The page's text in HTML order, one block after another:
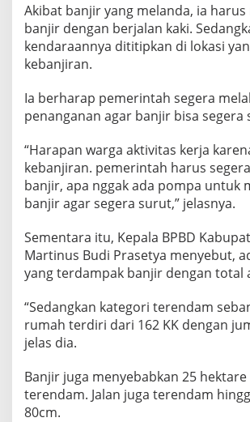
Akibat banjir yang melanda, ia harus
banjir dengan berjalan kaki.
kendaraannya dititipkan di lokasi
kebanjiran.
Ia berharap pemerintah segera
penanganan agar banjir bisa segera
“Harapan warga aktivitas kerja
kebanjiran. pemerintah harus
banjir, apa nggak ada pompa untuk
banjir agar segera surut,” jelasnya.
Sementara itu, Kepala BPBD
Martinus Budi Prasetya menyebut,
yang terdampak banjir dengan total
“Sedangkan kategori terendam
rumah terdiri dari 162 KK dengan
jelas dia.
Banjir juga menyebabkan 25 hektare
terendam. Jalan juga terendam
80cm.